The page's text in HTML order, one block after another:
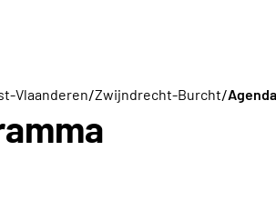
Vlaanderen/Zwijndrecht-Burcht/